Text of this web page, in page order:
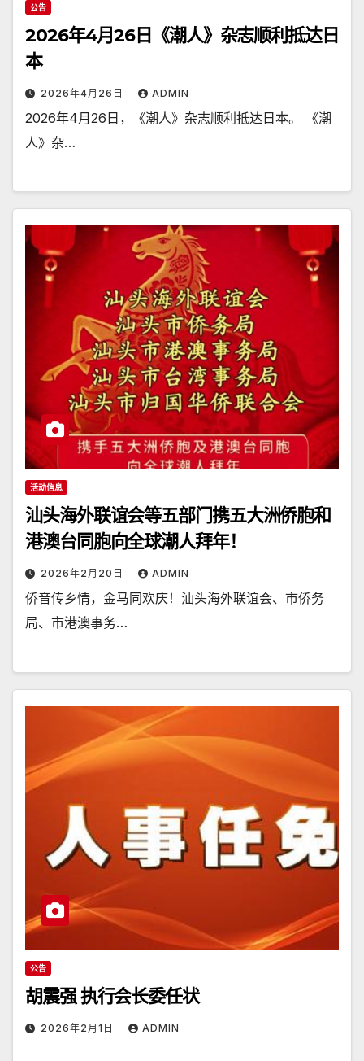
公告
2026年4月26日《潮人》杂志顺利抵达日
本
2026年4月26日 ADMIN
2026年4月26日，《潮人》杂志顺利抵达日本。 《潮
人》杂…
活动信息
汕头海外联谊会等五部门携五大洲侨胞和
港澳台同胞向全球潮人拜年！
2026年2月20日 ADMIN
侨音传乡情，金马同欢庆！汕头海外联谊会、市侨务
局、市港澳事务…
公告
胡震强 执行会长委任状
2026年2月1日 ADMIN